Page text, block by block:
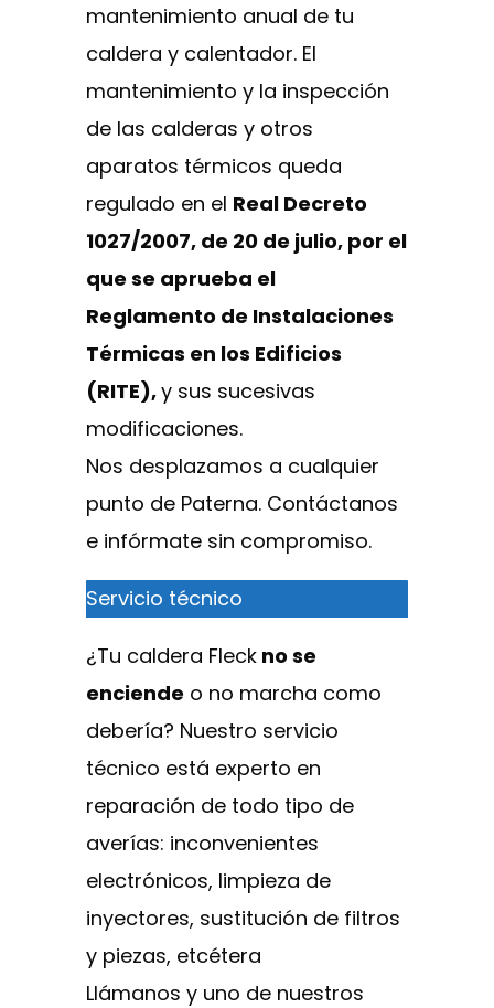
mantenimiento anual de tu
caldera y calentador. El
mantenimiento y la inspección
de las calderas y otros
aparatos térmicos queda
regulado en el Real Decreto
1027/2007, de 20 de julio, por el
que se aprueba el
Reglamento de Instalaciones
Térmicas en los Edificios
(RITE),y sus sucesivas
modificaciones.
Nos desplazamos a cualquier
punto de Paterna. Contáctanos
e infórmate sin compromiso.
Servicio técnico
¿Tu caldera Fleck no se
enciende o no marcha como
debería? Nuestro servicio
técnico está experto en
reparación de todo tipo de
averías: inconvenientes
electrónicos, limpieza de
inyectores, sustitución de filtros
y piezas, etcétera
Llámanos y uno de nuestros